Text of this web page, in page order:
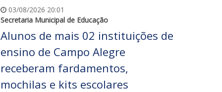
03/08/2026 20:01
Secretaria Municipal de Educação
Alunos de mais 02 instituições de
ensino de Campo Alegre
receberam fardamentos,
mochilas e kits escolares